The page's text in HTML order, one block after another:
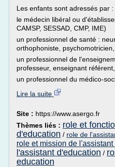
Les enfants sont adressés par :
le médecin libéral ou
CAMSP, SESSAD, CMP, IME)
un professionnel de santé :
orthophoniste,
un professionnel de
professeur, enseignant
un professionnel du médico-
Lire la suite
Site : https://www.asergo.fr
Thèmes liés : role et
d'education / role de
role et mission de
l'assistant d'education /
education